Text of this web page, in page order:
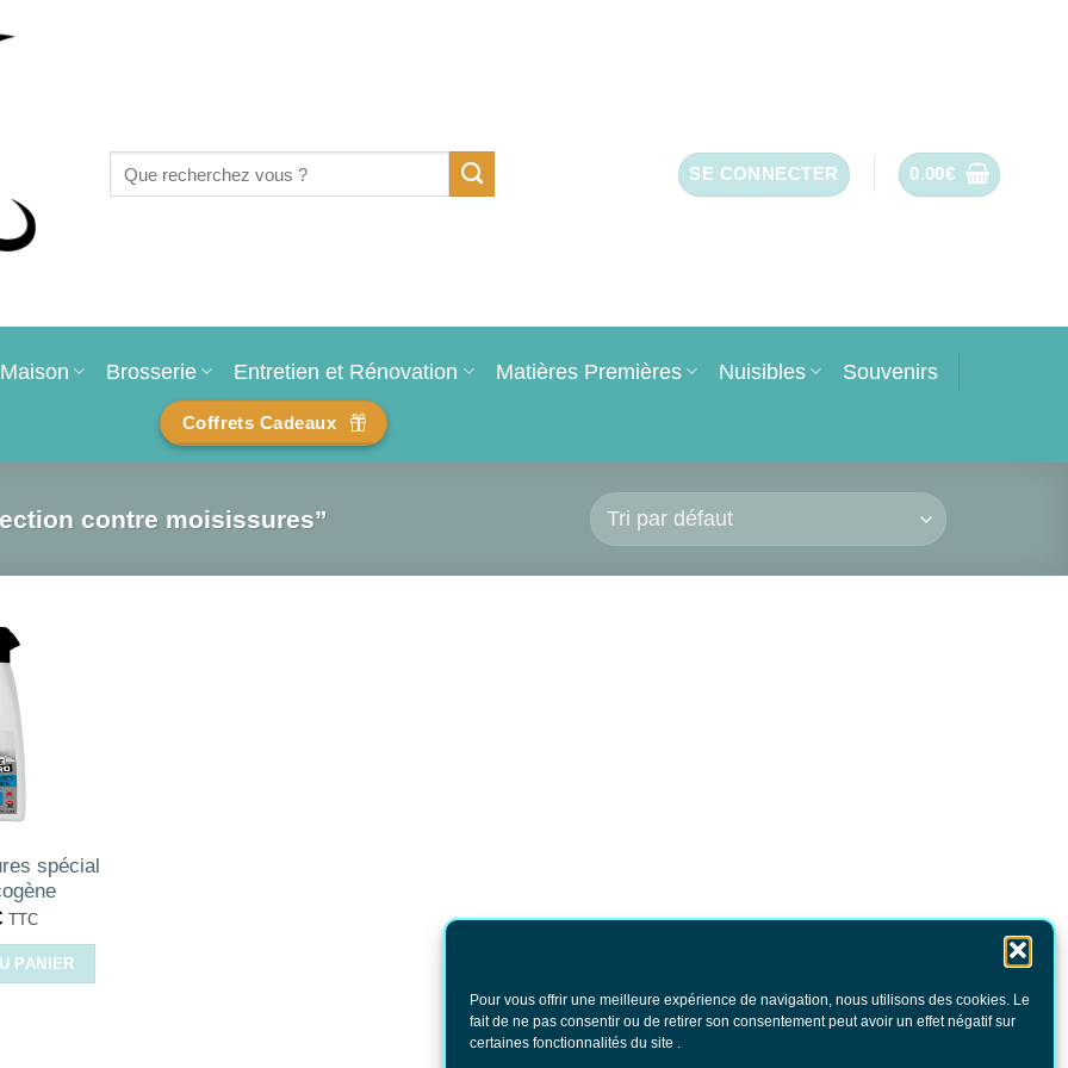
Pour vous offrir une meilleure expérience de navigation, nous utilisons des cookies. Le
fait de ne pas consentir ou de retirer son consentement peut avoir un effet négatif sur
certaines fonctionnalités du site .
pour :
SE CONNECTER 0.00€
Maison Brosserie Entretien et Rénovation Matières Premières Nuisibles Souvenirs
Coffrets Cadeaux
contre moisissures”
spécial
TTC
PANIER